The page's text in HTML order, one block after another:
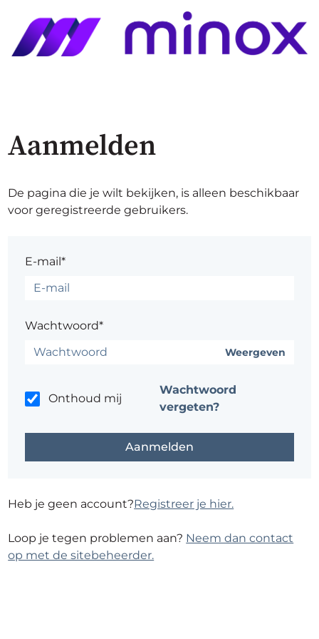
Aanmelden
De pagina die je wilt bekijken, is alleen beschikbaar
voor geregistreerde gebruikers.
E-mail*
Wachtwoord*
Weergeven
Onthoud mij
Wachtwoord
vergeten?
Heb je geen account?Registreer je hier.
Loop je tegen problemen aan? Neem dan contact
op met de sitebeheerder.